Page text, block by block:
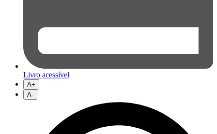
Livro acessível
A+
A-